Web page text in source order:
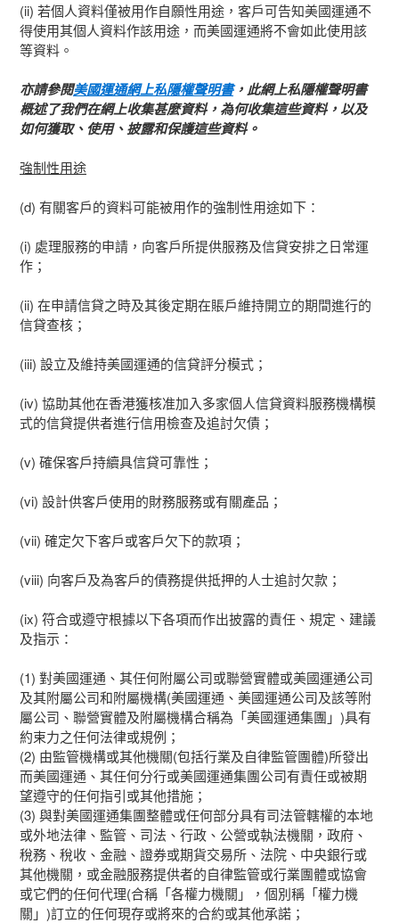
(ii) 若個人資料僅被用作自願性用途，客戶可告知美國運通不
得使用其個人資料作該用途，而美國運通將不會如此使用該
等資料。
亦請參閱美國運通網上私隱權聲明書，此網上私隱權聲明書
概述了我們在網上收集甚麼資料，為何收集這些資料，以及
如何獲取、使用、披露和保護這些資料。
強制性用途
(d) 有關客戶的資料可能被用作的強制性用途如下：
(i) 處理服務的申請，向客戶所提供服務及信貸安排之日常運
作；
(ii) 在申請信貸之時及其後定期在賬戶維持開立的期間進行的
信貸查核；
(iii) 設立及維持美國運通的信貸評分模式；
(iv) 協助其他在香港獲核准加入多家個人信貸資料服務機構模
式的信貸提供者進行信用檢查及追討欠債；
(v) 確保客戶持續具信貸可靠性；
(vi) 設計供客戶使用的財務服務或有關產品；
(vii) 確定欠下客戶或客戶欠下的款項；
(viii) 向客戶及為客戶的債務提供抵押的人士追討欠款；
(ix) 符合或遵守根據以下各項而作出披露的責任、規定、建議
及指示：
(1) 對美國運通、其任何附屬公司或聯營實體或美國運通公司
及其附屬公司和附屬機構(美國運通、美國運通公司及該等附
屬公司、聯營實體及附屬機構合稱為「美國運通集團」)具有
約束力之任何法律或規例；
(2) 由監管機構或其他機關(包括行業及自律監管團體)所發出
而美國運通、其任何分行或美國運通集團公司有責任或被期
望遵守的任何指引或其他措施；
(3) 與對美國運通集團整體或任何部分具有司法管轄權的本地
或外地法律、監管、司法、行政、公營或執法機關，政府、
稅務、稅收、金融、證券或期貨交易所、法院、中央銀行或
其他機關，或金融服務提供者的自律監管或行業團體或協會
或它們的任何代理(合稱「各權力機關」，個別稱「權力機
關」)訂立的任何現存或將來的合約或其他承諾；